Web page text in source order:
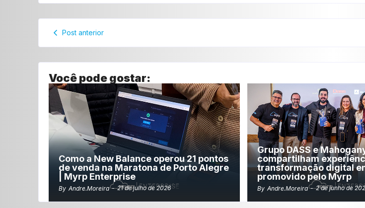
Post anterior
Você pode gostar:
Como a New Balance operou 21 pontos
de venda na Maratona de Porto Alegre
| Myrp Enterprise
By Andre.moreira - 21 de julho de 2026
Grupo DASS e
compartilham
transformação digital
promovido pelo Myrp
By Andre.moreira - 2 de junho de